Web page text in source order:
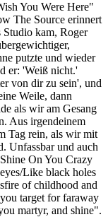
You Were Here"
The Source erinnert
Studio kam, Roger
putzte und wieder
er: 'Weiß nicht.'
von dir zu sein', und
Weile, dann
als wir am Gesang
Aus irgendeinem
Tag rein, als wir mit
Unfassbar und auch
On You Crazy
Like black holes
of childhood and
target for faraway
martyr, and shine".